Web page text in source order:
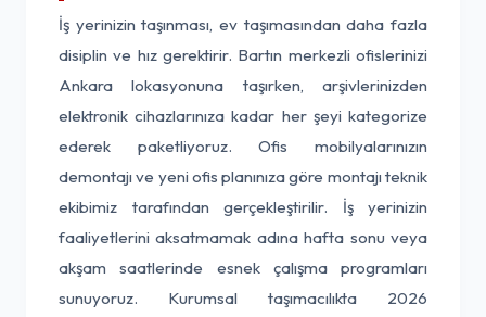
İş yerinizin taşınması, ev taşımasından daha fazla
disiplin ve hız gerektirir. Bartın merkezli ofislerinizi
Ankara lokasyonuna taşırken, arşivlerinizden
elektronik cihazlarınıza kadar her şeyi kategorize
ederek paketliyoruz. Ofis mobilyalarınızın
demontajı ve yeni ofis planınıza göre montajı teknik
ekibimiz tarafından gerçekleştirilir. İş yerinizin
faaliyetlerini aksatmamak adına hafta sonu veya
akşam saatlerinde esnek çalışma programları
sunuyoruz. Kurumsal taşımacılıkta 2026